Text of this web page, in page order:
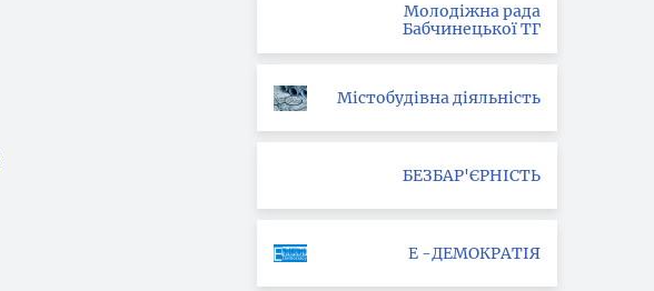
Молодіжна рада
Бабчинецької ТГ
Містобудівна діяльність
БЕЗБАР'ЄРНІСТЬ
Е -ДЕМОКРАТІЯ